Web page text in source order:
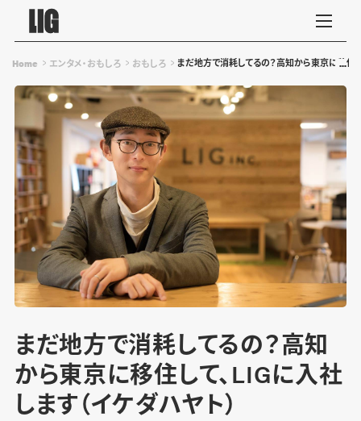
Home エンタメ・おもしろ おもしろ まだ地方で消耗してるの？高知から東京に移住
まだ地方で消耗してるの？高知
から東京に移住して、LIGに入社
します（イケダハヤト）